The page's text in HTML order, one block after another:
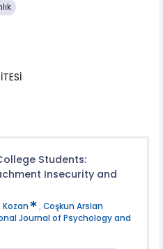
Students:
Insecurity and
Kozan , Coşkun Arslan
Journal of Psychology and